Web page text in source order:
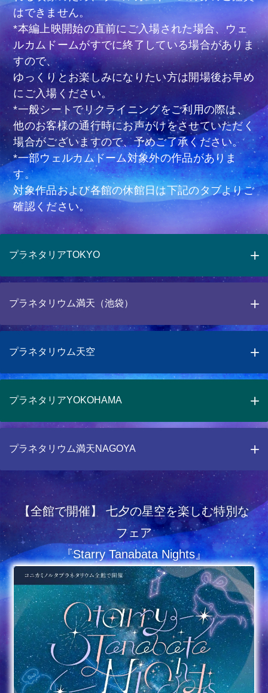
はできません。
*本編上映開始の直前にご入場された場合、ウェ
ルカムドームがすでに終了している場合がありま
すので、
ゆっくりとお楽しみになりたい方は開場後お早め
にご入場ください。
*一般シートでリクライニングをご利用の際は、
他のお客様の通行時にお声がけをさせていただく
場合がございますので、予めご了承ください。
*一部ウェルカムドーム対象外の作品がありま
す。
対象作品および各館の休館日は下記のタブよりご
確認ください。
プラネタリアTOKYO
プラネタリウム満天（池袋）
プラネタリウム天空
プラネタリアYOKOHAMA
プラネタリウム満天NAGOYA
【全館で開催】 七夕の星空を楽しむ特別な
フェア
『Starry Tanabata Nights』